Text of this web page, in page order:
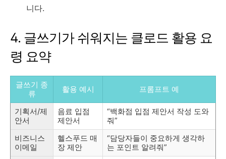
니다.
4. 글쓰기가 쉬워지는 클로드 활용 요
령 요약
글쓰기 종
류
활용 예시 프롬프트 예
기획서/제
안서
음료 입점
제안서
“백화점 입점 제안서 작성 도와
줘”
비즈니스
이메일
헬스푸드 매
장 제안
“담당자들이 중요하게 생각하
는 포인트 알려줘”